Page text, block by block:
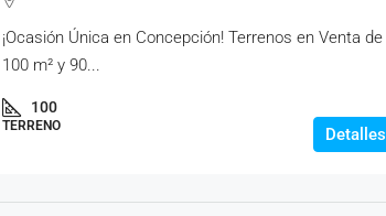
¡Ocasión Única en Concepción! Terrenos en Venta de
100 m² y 90...
100
TERRENO Detalles